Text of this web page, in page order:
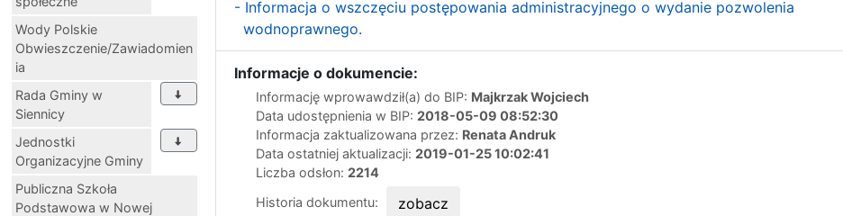
Wody Polskie
Obwieszczenie/Zawiadomien
ia
Rada Gminy w
Siennicy
Jednostki
Organizacyjne Gminy
Publiczna Szkoła
Podstawowa w Nowej
- Informacja o wszczęciu postępowania administracyjnego o wydanie pozwolenia
wodnoprawnego.
Informacje o dokumencie:
Informację wprowawdził(a) do BIP: Majkrzak Wojciech
Data udostępnienia w BIP: 2018-05-09 08:52:30
Informacja zaktualizowana przez: Renata Andruk
Data ostatniej aktualizacji: 2019-01-25 10:02:41
Liczba odsłon: 2214
Historia dokumentu:
zobacz